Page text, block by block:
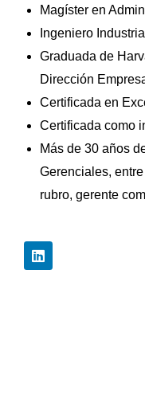
Magíster en
Ingeniero
Graduada de
Dirección
Certificada en
Certificada como
Más de 30 años
Gerenciales,
rubro, gerente
L
i